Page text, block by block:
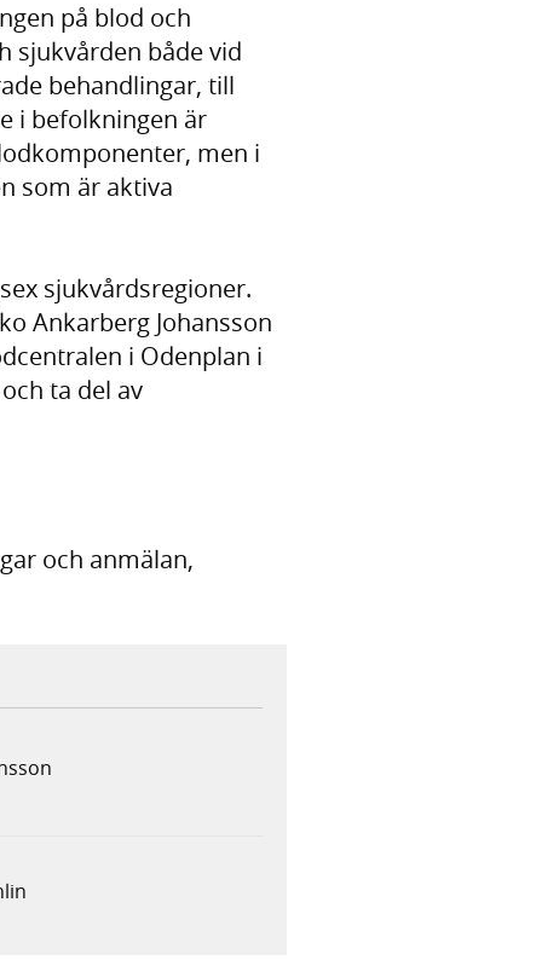
på blod och
sjukvården både vid
behandlingar, till
i befolkningen är
men i
som är aktiva
sjukvårdsregioner.
Ankarberg Johansson
i Odenplan i
ta del av
och anmälan,